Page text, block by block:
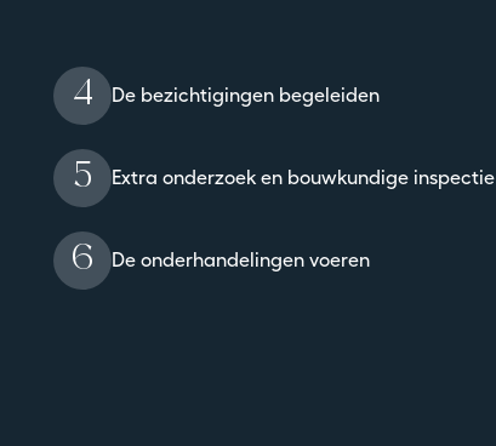
4 De bezichtigingen begeleiden
5 Extra onderzoek en bouwkundige inspectie
6 De onderhandelingen voeren